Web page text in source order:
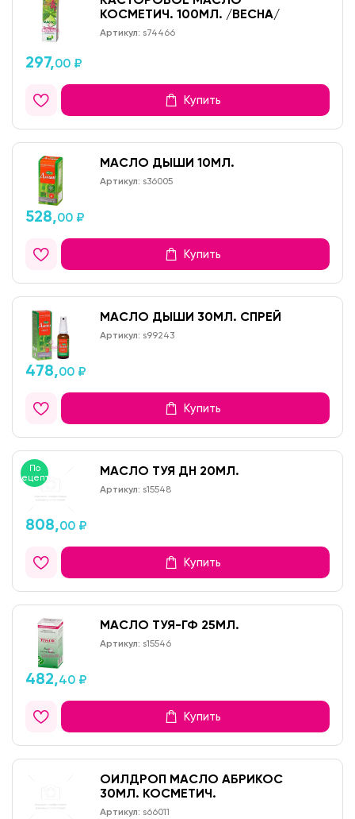
КОСМЕТИЧ. 100МЛ. /ВЕСНА/
Артикул: s74466
297,00 ₽
Купить
МАСЛО ДЫШИ 10МЛ.
Артикул: s36005
528,00 ₽
Купить
МАСЛО ДЫШИ 30МЛ. СПРЕЙ
Артикул: s99243
478,00 ₽
Купить
По
рецепту
МАСЛО ТУЯ ДН 20МЛ.
Артикул: s15548
808,00 ₽
Купить
МАСЛО ТУЯ-ГФ 25МЛ.
Артикул: s15546
482,40 ₽
Купить
ОИЛДРОП МАСЛО АБРИКОС
30МЛ. КОСМЕТИЧ.
Артикул: s66011